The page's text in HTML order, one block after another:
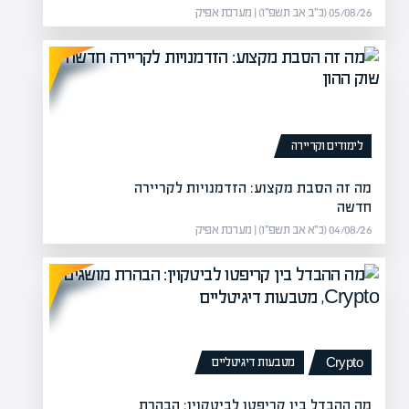
ופתרונות
גרמה לנזק כבד לרכוש.
הלהבות וביצעו…
05/08/26 (כ״ב אב תשפ״ו) | מערכת אפיק
לימודים וקריירה
מה זה הסבת מקצוע: הזדמנויות לקריירה
חדשה
04/08/26 (כ״א אב תשפ״ו) | מערכת אפיק
Crypto מטבעות דיגיטליים
מה ההבדל בין קריפטו לביטקוין: הבהרת